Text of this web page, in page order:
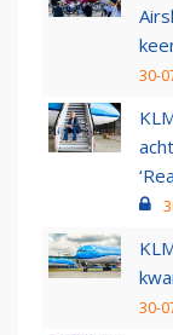
30-
30-